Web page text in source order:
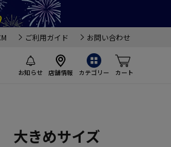
ご利用ガイド お問い合わせ
お知らせ 店舗情報 カテゴリー カート
大きめサイズ